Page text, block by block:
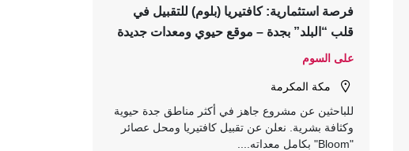
فرصة استثمارية: كافتيريا (بلوم) للتقبيل في
قلب “البلد” بجدة – موقع حيوي ومعدات جديدة
على السوم
مكة المكرمة
للباحثين عن مشروع جاهز في أكثر مناطق جدة حيوية
وكثافة بشرية. نعلن عن تقبيل كافتيريا ومحل عصائر
"Bloom" بكامل معداته....